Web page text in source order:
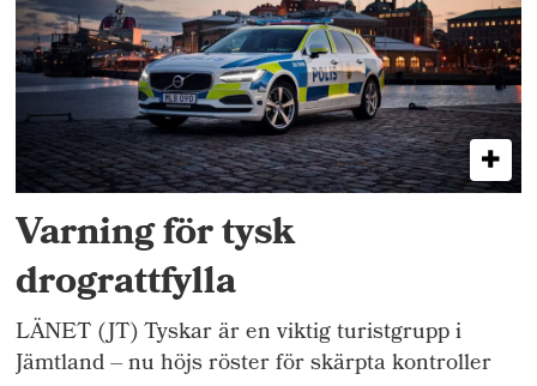
Varning för tysk
drograttfylla
LÄNET (JT) Tyskar är en viktig turistgrupp i
Jämtland – nu höjs röster för skärpta kontroller